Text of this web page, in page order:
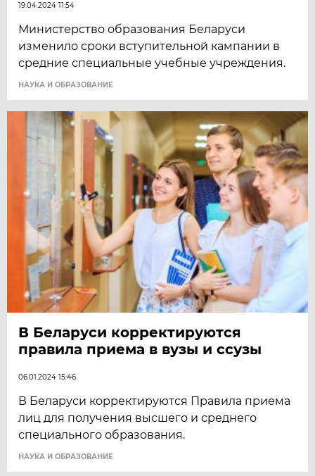
19.04.2024 11:54
Министерство образования Беларуси
изменило сроки вступительной кампании в
средние специальные учебные учреждения.
НАУКА И ОБРАЗОВАНИЕ
В Беларуси корректируются
правила приема в вузы и ссузы
06.01.2024 15:46
В Беларуси корректируются Правила приема
лиц для получения высшего и среднего
специального образования.
НАУКА И ОБРАЗОВАНИЕ